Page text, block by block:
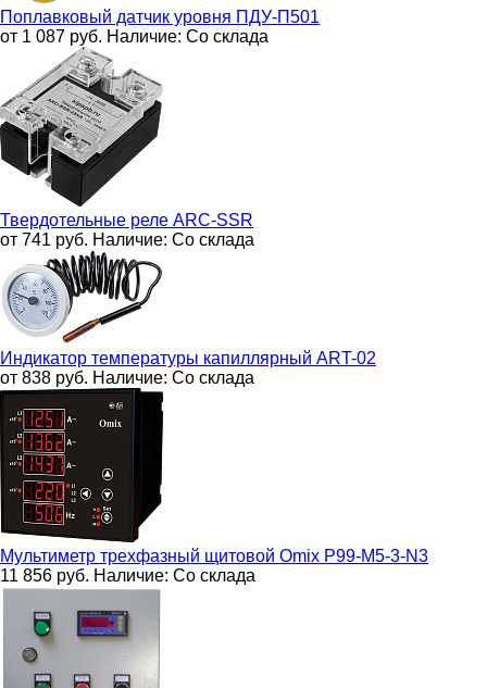
Поплавковый датчик уровня ПДУ-П501
от 1 087 руб. Наличие: Со склада
Твердотельные реле ARC-SSR
от 741 руб. Наличие: Со склада
Индикатор температуры капиллярный ART-02
от 838 руб. Наличие: Со склада
Мультиметр трехфазный щитовой Omix P99-M5-3-N3
11 856 руб. Наличие: Со склада